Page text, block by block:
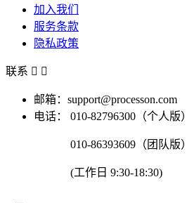
加入我们
服务条款
隐私政策
联系  
邮箱：support@processon.com
电话：
010-82796300（个人版）
010-86393609（团队版）
(工作日 9:30-18:30)